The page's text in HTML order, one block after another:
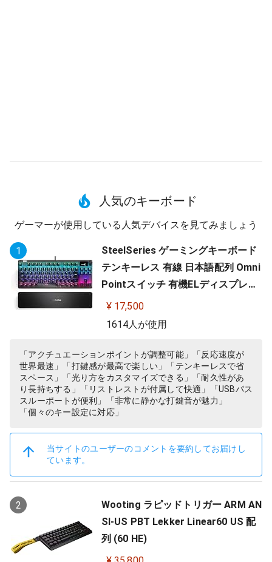
人気のキーボード
ゲーマーが使用している人気デバイスを見てみましょう
1
SteelSeries ゲーミングキーボード
テンキーレス 有線 日本語配列 Omni
Pointスイッチ 有機ELディスプレイ
搭載 Apex Pro TKL JP 64737
¥ 17,500
1614人が使用
「アクチュエーションポイントが調整可能」「反応速度が
世界最速」「打鍵感が最高で楽しい」「テンキーレスで省
スペース」「光り方をカスタマイズできる」「耐久性があ
り長持ちする」「リストレストが付属して快適」「USBパス
スルーポートが便利」「非常に静かな打鍵音が魅力」
「個々のキー設定に対応」
当サイトのユーザーのコメントを要約してお届けし
ています。
2
Wooting ラピッドトリガー ARM AN
SI-US PBT Lekker Linear60 US 配
列 (60 HE)